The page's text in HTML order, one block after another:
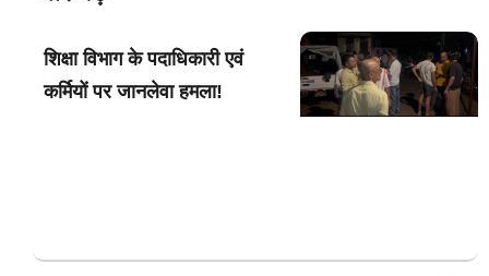
शिक्षा विभाग के पदाधिकारी एवं
कर्मियों पर जानलेवा हमला!